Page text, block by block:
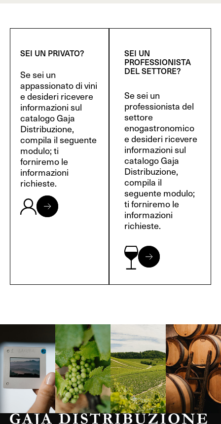
SEI UN PRIVATO?
Se sei un
appassionato di vini
e desideri ricevere
informazioni sul
catalogo Gaja
Distribuzione,
compila il seguente
modulo; ti
forniremo le
informazioni
richieste.
SEI UN
PROFESSIONISTA
DEL SETTORE?
Se sei un
professionista del
settore
enogastronomico
e desideri ricevere
informazioni sul
catalogo Gaja
Distribuzione,
compila il
seguente modulo;
ti forniremo le
informazioni
richieste.
Borgogna,
Francia
Borgogna,
Francia
Instagram